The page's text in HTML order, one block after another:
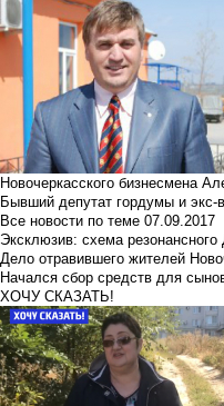
Новочеркасского бизнесмена
Бывший депутат гордумы и
Все новости по теме 07.09.2017
Эксклюзив: схема
Дело отравившего жителей
Начался сбор средств для
ХОЧУ СКАЗАТЬ!